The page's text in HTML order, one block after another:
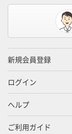
新規会員登録
ログイン
ヘルプ
ご利用ガイド